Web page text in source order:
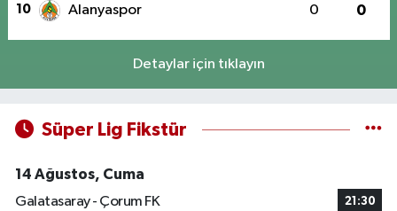
10 Alanyaspor 0 0
Detaylar için tıklayın
Süper Lig Fikstür
14 Ağustos, Cuma
Galatasaray - Çorum FK
21:30